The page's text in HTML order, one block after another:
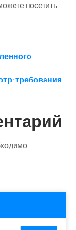
посетить
требования